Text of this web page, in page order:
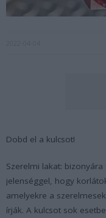
Dobd el a kulcsot!
Szerelmi lakat:
jelenséggel, hogy
amelyekre a
írják. A kulcsot sok